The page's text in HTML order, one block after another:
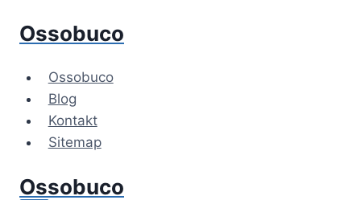
Ossobuco
Ossobuco
Blog
Kontakt
Sitemap
Ossobuco